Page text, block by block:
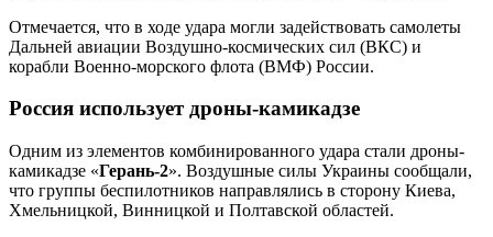
Отмечается, что в ходе удара могли задействовать самолеты
Дальней авиации Воздушно-космических сил (ВКС) и
корабли Военно-морского флота (ВМФ) России.
Россия использует дроны-камикадзе
Одним из элементов комбинированного удара стали дроны-
камикадзе «Герань-2». Воздушные силы Украины сообщали,
что группы беспилотников направлялись в сторону Киева,
Хмельницкой, Винницкой и Полтавской областей.